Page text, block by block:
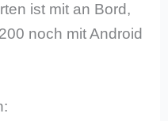
ist mit an Bord,
noch mit Android